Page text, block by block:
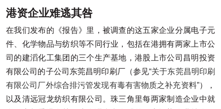
港资企业难逃其咎
在我们发布的《报告》里，被调查的这五家企业分属电子元
件、化学物品与纺织等不同行业，包括在港拥有两家上市公
司的建滔化工集团的三个生产基地，港股上市公司昌明投资
有限公司的子公司东莞昌明印刷厂（参见“关于东莞昌明印刷
有限公司厂外综合排污管发现有毒有害物质之补充资料”），
以及清远冠龙纺织有限公司。珠三角里每两家制造企业中就